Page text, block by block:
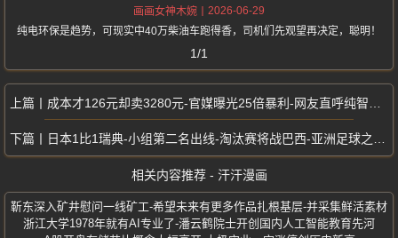
画画女神木婉
2026-06-29
纯电环保是趋势，可现实中40万柴油车跑得香，司机们先观望再决定，聪明！
1/1
成本才126元却卖3280元-官媒曝光25倍暴利-网友直呼纯智商税
日本1比1瑞典-小组第二名出线-淘汰赛将战巴西-亚洲足球之光继续闪耀
相关内容推荐 - 汗汗漫画
靳东深入矿井慰问一线矿工-希望未来有更多作品扎根基层-并采集鲜活素材
浙江大学1978年就有AI专业了-潘云鹤院士开创国内人工智能教育先河